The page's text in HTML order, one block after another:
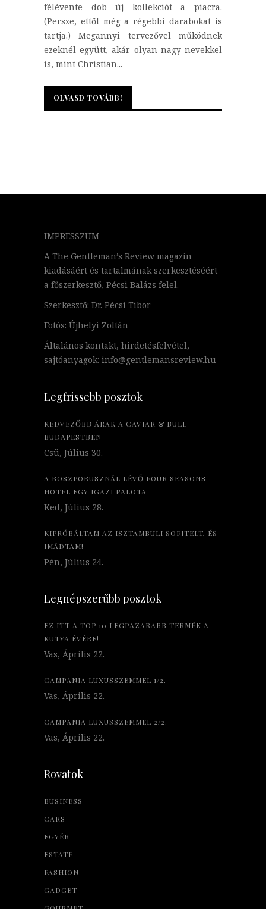
félévente dob új kollekciót a piacra.
(Persze, ettől még a régebbi darabokat is
tartja.) Megannyi tervezővel működnek
ezeknél együtt, akár olyan nagy nevekkel
is, mint Christian...
OLVASD TOVÁBB!
OLVASD TOVÁBB!
IMPRESSZUM
A The Gentleman’s Review magazin
kiadásáért és tartalmának szerkesztéséért
a főszerkesztő, Pécsi Balázs felel.
Szerkesztő: Dr. Pécsi Tibor
Fotós: Újhelyi Zoltán
Általános kontakt, hirdetésfelvétel,
sajtóanyagok: info@gentlemansreview.hu
Legfrissebb posztok
KEDVEZŐBB ÁRAK A CAVIAR & BULL
BUDAPESTBEN
Csü, Július 30.
A BOSZPORUSZNÁL LÉVŐ FOUR SEASONS
HOTEL EGY IGAZI PALOTA
Ked, Július 28.
KIPRÓBÁLTAM AZ ISZTAMBULI SOFITELT, ÉS
IMÁDTAM!
Pén, Július 24.
Legnépszerűbb posztok
EZ ITT A TOP 10 LEGPAZARABB TERMÉK A
KUTYA ÉVÉRE!
Vas, Április 22.
CAMPANIA LUXUSSZEMMEL 1/2.
Vas, Április 22.
CAMPANIA LUXUSSZEMMEL 2/2.
Vas, Április 22.
Rovatok
BUSINESS
CARS
EGYÉB
ESTATE
FASHION
GADGET